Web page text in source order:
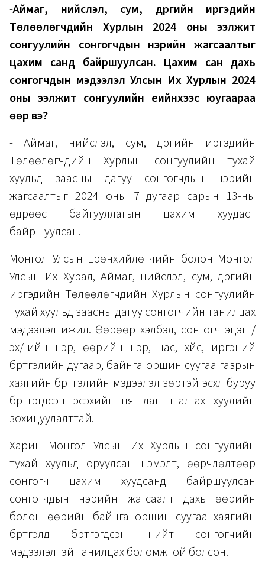
-Аймаг, нийслэл, сум, дүүргийн иргэдийн
Төлөөлөгчдийн Хурлын 2024 оны ээлжит
сонгуулийн сонгогчдын нэрийн жагсаалтыг
цахим санд байршуулсан. Цахим сан дахь
сонгогчдын мэдээлэл Улсын Их Хурлын 2024
оны ээлжит сонгуулийн үеийнхээс юугаараа
өөр вэ?
- Аймаг, нийслэл, сум, дүүргийн иргэдийн
Төлөөлөгчдийн Хурлын сонгуулийн тухай
хуульд заасны дагуу сонгогчдын нэрийн
жагсаалтыг 2024 оны 7 дугаар сарын 13-ны
өдрөөс байгууллагын цахим хуудаст
байршуулсан.
Монгол Улсын Ерөнхийлөгчийн болон Монгол
Улсын Их Хурал, Аймаг, нийслэл, сум, дүүргийн
иргэдийн Төлөөлөгчдийн Хурлын сонгуулийн
тухай хуульд заасны дагуу сонгогчийн танилцах
мэдээлэл ижил. Өөрөөр хэлбэл, сонгогч эцэг /
эх/-ийн нэр, өөрийн нэр, нас, хүйс, иргэний
бүртгэлийн дугаар, байнга оршин суугаа газрын
хаягийн бүртгэлийн мэдээлэл зөрүүтэй эсхүл буруу
бүртгэгдсэн эсэхийг нягтлан шалгах хуулийн
зохицуулалттай.
Харин Монгол Улсын Их Хурлын сонгуулийн
тухай хуульд оруулсан нэмэлт, өөрчлөлтөөр
сонгогч цахим хуудсанд байршуулсан
сонгогчдын нэрийн жагсаалт дахь өөрийн
болон өөрийн байнга оршин суугаа хаягийн
бүртгэлд бүртгэгдсэн нийт сонгогчийн
мэдээлэлтэй танилцах боломжтой болсон.